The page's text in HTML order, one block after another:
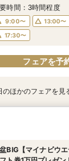
フェアを予約
フェアを予約
会場見学
時間：3時間程度
9:00〜
13:00〜
17:30〜
フェアを予
レス1着プレゼン
れ花嫁体験
9:00〜
13:00〜
名～少人数婚】大
美食で叶える上質
9:00〜
13:00〜
のほかのフェアを見
BIG【マイナビウ